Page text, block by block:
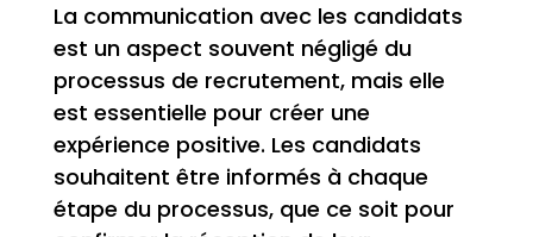
La communication avec les candidats
est un aspect souvent négligé du
processus de recrutement, mais elle
est essentielle pour créer une
expérience positive. Les candidats
souhaitent être informés à chaque
étape du processus, que ce soit pour